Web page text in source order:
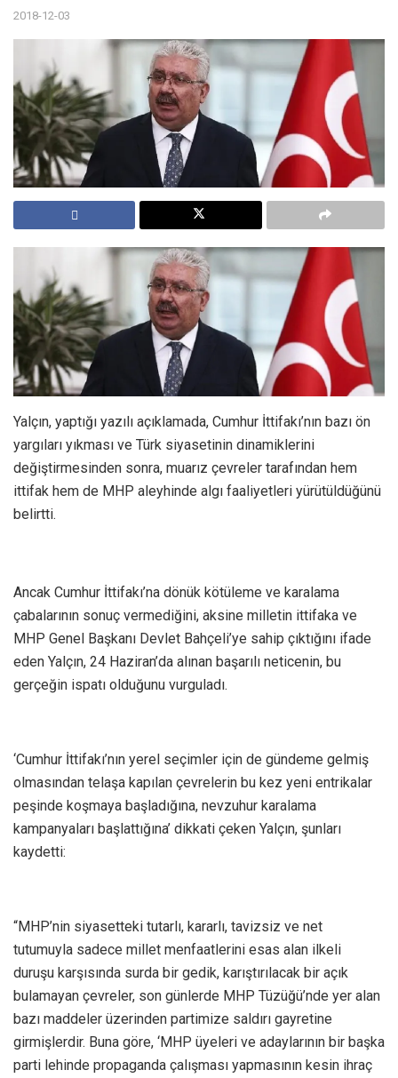
2018-12-03
Yalçın, yaptığı yazılı açıklamada, Cumhur İttifakı’nın bazı ön
yargıları yıkması ve Türk siyasetinin dinamiklerini
değiştirmesinden sonra, muarız çevreler tarafından hem
ittifak hem de MHP aleyhinde algı faaliyetleri yürütüldüğünü
belirtti.
Ancak Cumhur İttifakı’na dönük kötüleme ve karalama
çabalarının sonuç vermediğini, aksine milletin ittifaka ve
MHP Genel Başkanı Devlet Bahçeli’ye sahip çıktığını ifade
eden Yalçın, 24 Haziran’da alınan başarılı neticenin, bu
gerçeğin ispatı olduğunu vurguladı.
‘Cumhur İttifakı’nın yerel seçimler için de gündeme gelmiş
olmasından telaşa kapılan çevrelerin bu kez yeni entrikalar
peşinde koşmaya başladığına, nevzuhur karalama
kampanyaları başlattığına’ dikkati çeken Yalçın, şunları
kaydetti:
“MHP’nin siyasetteki tutarlı, kararlı, tavizsiz ve net
tutumuyla sadece millet menfaatlerini esas alan ilkeli
duruşu karşısında surda bir gedik, karıştırılacak bir açık
bulamayan çevreler, son günlerde MHP Tüzüğü’nde yer alan
bazı maddeler üzerinden partimize saldırı gayretine
girmişlerdir. Buna göre, ‘MHP üyeleri ve adaylarının bir başka
parti lehinde propaganda çalışması yapmasının kesin ihraç